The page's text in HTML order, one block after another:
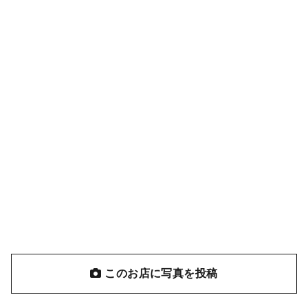
このお店に写真を投稿